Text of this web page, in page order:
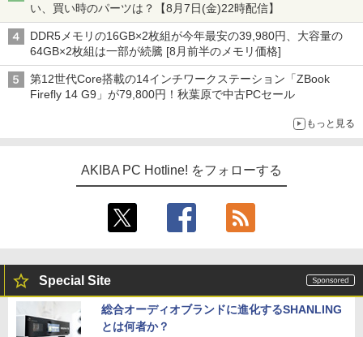
い、買い時のパーツは？【8月7日(金)22時配信】
DDR5メモリの16GB×2枚組が今年最安の39,980円、大容量の
64GB×2枚組は一部が続騰 [8月前半のメモリ価格]
第12世代Core搭載の14インチワークステーション「ZBook
Firefly 14 G9」が79,800円！秋葉原で中古PCセール
もっと見る
AKIBA PC Hotline! をフォローする
Special Site
総合オーディオブランドに進化するSHANLING
とは何者か？